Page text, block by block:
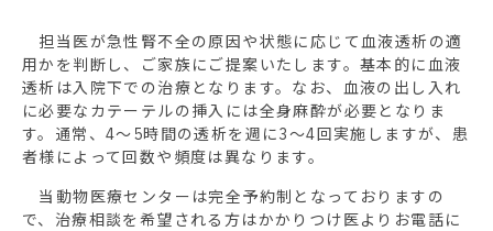
担当医が急性腎不全の原因や状態に応じて血液透析の適
用かを判断し、ご家族にご提案いたします。基本的に血液
透析は入院下での治療となります。なお、血液の出し入れ
に必要なカテーテルの挿入には全身麻酔が必要となりま
す。通常、4～5時間の透析を週に3～4回実施しますが、患
者様によって回数や頻度は異なります。
当動物医療センターは完全予約制となっておりますの
で、治療相談を希望される方はかかりつけ医よりお電話に